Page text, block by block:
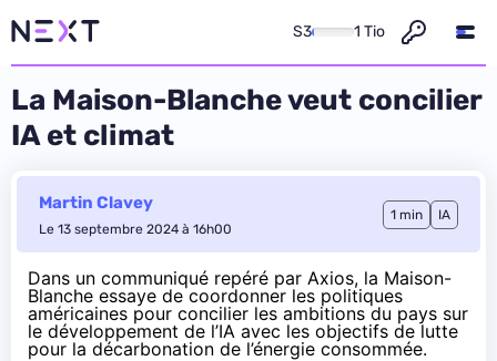
S3 1 Tio
La Maison-Blanche veut concilier
IA et climat
Martin Clavey
Le 13 septembre 2024 à 16h00
1 min IA
Dans un communiqué repéré par Axios, la Maison-
Blanche essaye de coordonner les politiques
américaines pour concilier les ambitions du pays sur
le développement de l’IA avec les objectifs de lutte
pour la décarbonation de l’énergie consommée.